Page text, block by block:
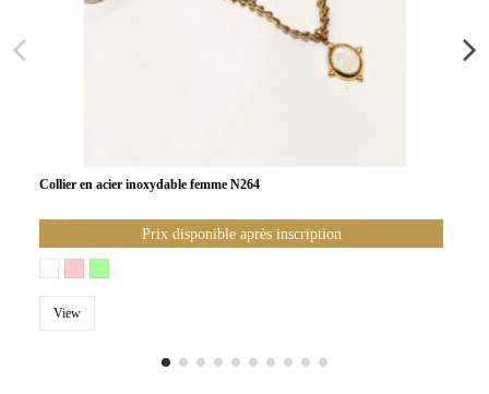
Collier en acier inoxydable femme N264
Prix disponible après inscription
View